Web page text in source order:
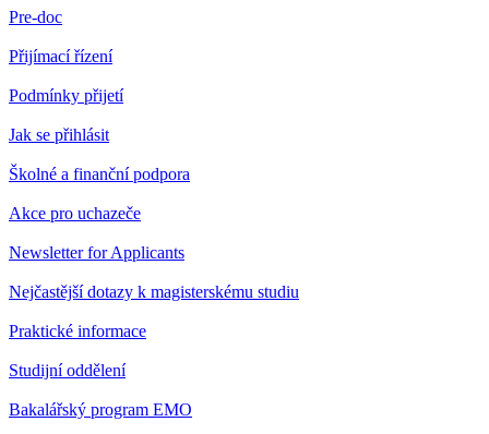
Pre-doc
Přijímací řízení
Podmínky přijetí
Jak se přihlásit
Školné a finanční podpora
Akce pro uchazeče
Newsletter for Applicants
Nejčastější dotazy k magisterskému studiu
Praktické informace
Studijní oddělení
Bakalářský program EMO